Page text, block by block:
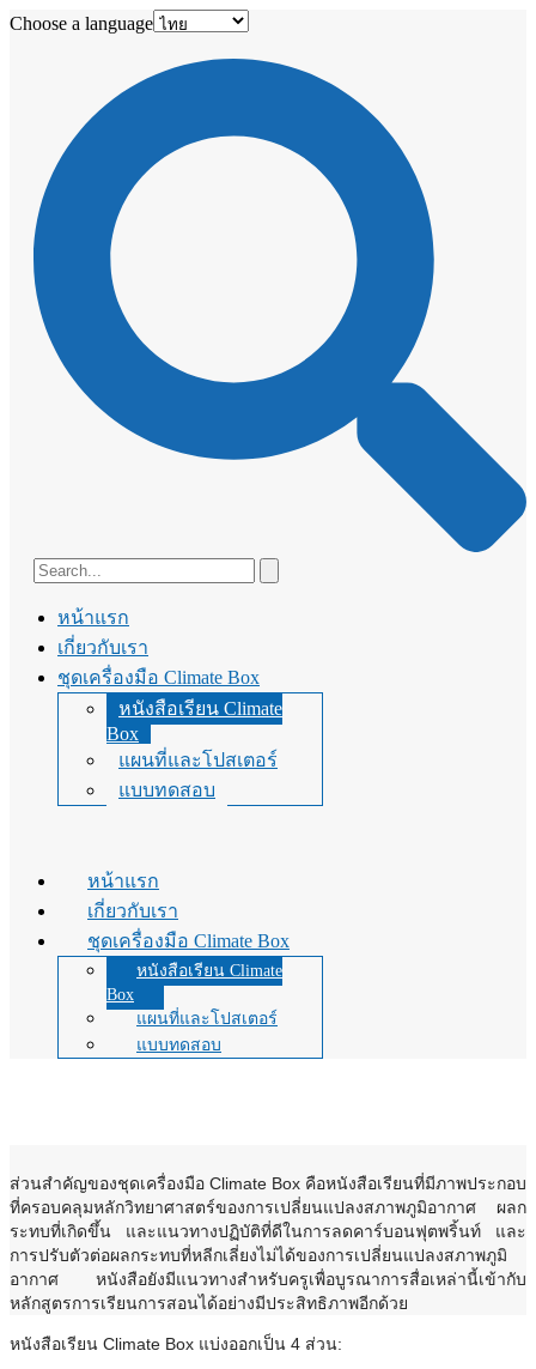
Choose a language
หน้าแรก
เกี่ยวกับเรา
ชุดเครื่องมือ Climate Box
หนังสือเรียน Climate
Box
แผนที่และโปสเตอร์
แบบทดสอบ
หน้าแรก
เกี่ยวกับเรา
ชุดเครื่องมือ Climate Box
หนังสือเรียน Climate
Box
แผนที่และโปสเตอร์
แบบทดสอบ
ส่วนสำคัญของชุดเครื่องมือ Climate Box คือหนังสือเรียนที่มีภาพประกอบ
ที่ครอบคลุมหลักวิทยาศาสตร์ของการเปลี่ยนแปลงสภาพภูมิอากาศ ผลก
ระทบที่เกิดขึ้น และแนวทางปฏิบัติที่ดีในการลดคาร์บอนฟุตพริ้นท์ และ
การปรับตัวต่อผลกระทบที่หลีกเลี่ยงไม่ได้ของการเปลี่ยนแปลงสภาพภูมิ
อากาศ หนังสือยังมีแนวทางสำหรับครูเพื่อบูรณาการสื่อเหล่านี้เข้ากับ
หลักสูตรการเรียนการสอนได้อย่างมีประสิทธิภาพอีกด้วย
หนังสือเรียน Climate Box แบ่งออกเป็น 4 ส่วน: